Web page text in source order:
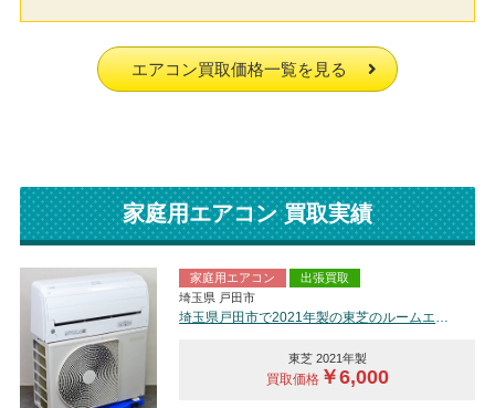
エアコン買取価格一覧を見る
家庭用エアコン 買取実績
家庭用エアコン
出張買取
埼玉県 戸田市
東芝 2021年製
買取価格￥6,000